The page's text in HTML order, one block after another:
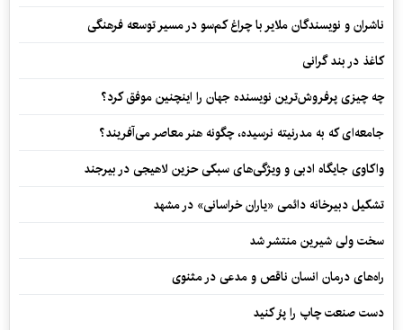
ناشران و نویسندگان ملایر با چراغ کم‌سو در مسیر توسعه فرهنگی
کاغذ در بند گرانی
چه چیزی پرفروش‌ترین نویسنده جهان را اینچنین موفق کرد؟
جامعه‌ای که به مدرنیته نرسیده، چگونه هنر معاصر می‌آفریند؟
واکاوی جایگاه ادبی و ویژگی‌های سبکی حزین لاهیجی در بیرجند
تشکیل دبیرخانه دائمی «یاران خراسانی» در مشهد
سخت ولی شیرین منتشر شد
راه‌های درمان انسان ناقص و مدعی در مثنوی
دست صنعت چاپ را پرُ کنید